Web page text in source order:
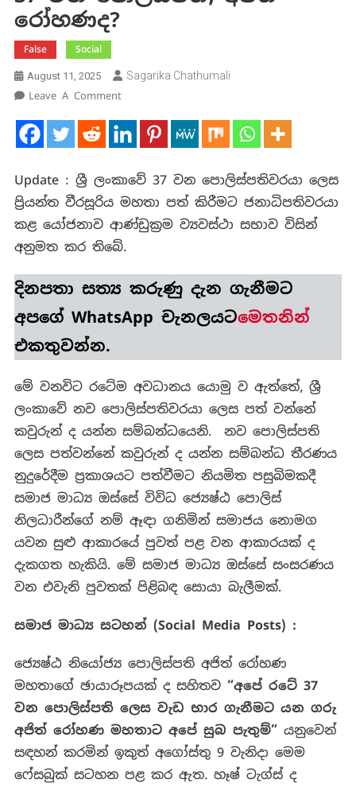
රෝහණද?
False Social
August 11, 2025 Sagarika Chathumali
Leave A CommentOn
වන
පොලිස්පති,
රෝහණද?
Update : ශ්‍රී ලංකාවේ 37 වන පොලිස්පතිවරයා ලෙස
ප්‍රියන්ත වීරසූරිය මහතා පත් කිරීමට ජනාධිපතිවරයා
කළ යෝජනාව ආණ්ඩුක්‍රම ව්‍යවස්ථා සභාව විසින්
අනුමත කර තිබේ.
දිනපතා සත්‍ය කරුණුදැන ගැනීමට
අපගේ WhatsApp චැනලයටමෙතනින්
එකතුවන්න.
මේ වනවිට රටේම අවධානය යොමු ව ඇත්තේ, ශ්‍රී
ලංකාවේ නව පොලිස්පතිවරයා ලෙස පත් වන්නේ
කවුරුන් ද යන්න සම්බන්ධයෙනි. නව පොලිස්පති
ලෙස පත්වන්නේ කවුරුන් ද යන්න සම්බන්ධ තීරණය
නුදුරේදීම ප්‍රකාශයට පත්වීමට නියමිත පසුබිමකදී
සමාජ මාධ්‍ය ඔස්සේ විවිධ ජ්‍යෙෂ්ඨ පොලිස්
නිලධාරීන්ගේ නම් ඈඳා ගනිමින් සමාජය නොමග
යවන සුළු ආකාරයේ පුවත් පළ වන ආකාරයක් ද
දැකගත හැකියි. මේ සමාජ මාධ්‍ය ඔස්සේ සංසරණය
වන එවැනි පුවතක් පිළිබඳ සොයා බැලීමක්.
සමාජ මාධ්‍ය සටහන්(Social Media Posts) :
ජ්‍යෙෂ්ඨ නියෝජ්‍ය පොලිස්පති අජිත් රෝහණ
මහතාගේ ඡායාරූපයක් ද සහිතව “අපේ රටේ 37
වන පොලිස්පති ලෙස වැඩ භාර ගැනීමට යන ගරු
අජිත් රෝහණ මහතාට අපේ සුබ පැතුම්”යනුවෙන්
සඳහන් කරමින් ඉකුත් අගෝස්තු 9 වැනිදා මෙම
ෆේසබුක් සටහන පළ කර ඇත. හෑෂ් ටැග්ස් ද